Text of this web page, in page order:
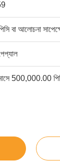
বা আলোচনা
500,000.00